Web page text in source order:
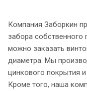
Компания Заборкин
забора собственного
можно заказать
диаметра. Мы
цинкового покрытия
Кроме того, наша